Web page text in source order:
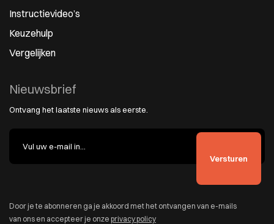
Instructievideo’s
Keuzehulp
Vergelijken
Nieuwsbrief
Ontvang het laatste nieuws als eerste.
Door je te abonneren ga je akkoord met het ontvangen van e-mails
van ons en accepteer je onze privacy policy